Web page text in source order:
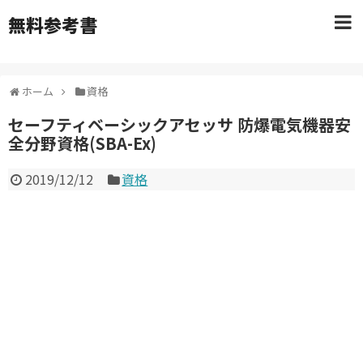
無料参考書
ホーム 資格
セーフティベーシックアセッサ 防爆電気機器安
全分野資格(SBA-Ex)
2019/12/12 資格